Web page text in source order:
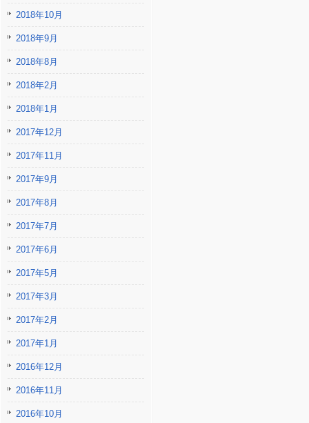
2018年10月
2018年9月
2018年8月
2018年2月
2018年1月
2017年12月
2017年11月
2017年9月
2017年8月
2017年7月
2017年6月
2017年5月
2017年3月
2017年2月
2017年1月
2016年12月
2016年11月
2016年10月